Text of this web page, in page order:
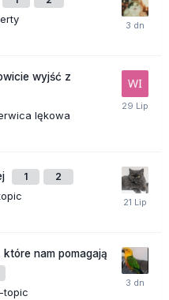
wyjść z
lękowa
1 2
nam pomagają
topic